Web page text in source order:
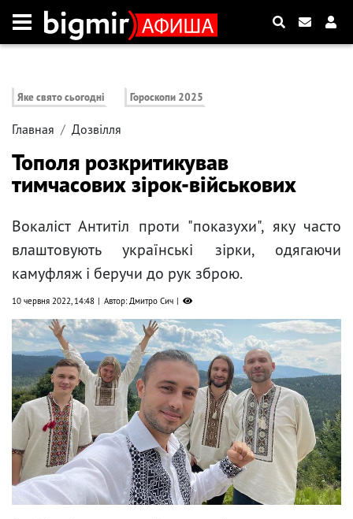
Яке свято сьогодні Гороскопи 2025
Главная Дозвілля
Тополя розкритикував
тимчасових зірок-військових
Вокаліст Антитіл проти "показухи", яку часто
влаштовують українські зірки, одягаючи
камуфляж і беручи до рук зброю.
10 червня 2022, 14:48 Автор: Дмитро Сич